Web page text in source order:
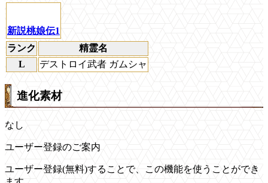
新説桃娘伝1
ランク
精霊名
L
デストロイ武者 ガムシャ
進化素材
なし
ユーザー登録のご案内
ユーザー登録(無料)することで、この機能を使うことができ